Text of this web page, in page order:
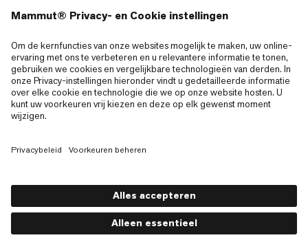
—
Sitemap
Cookies
Juridische kennisgeving